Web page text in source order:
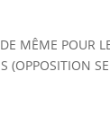
MÊME POUR
(OPPOSITION